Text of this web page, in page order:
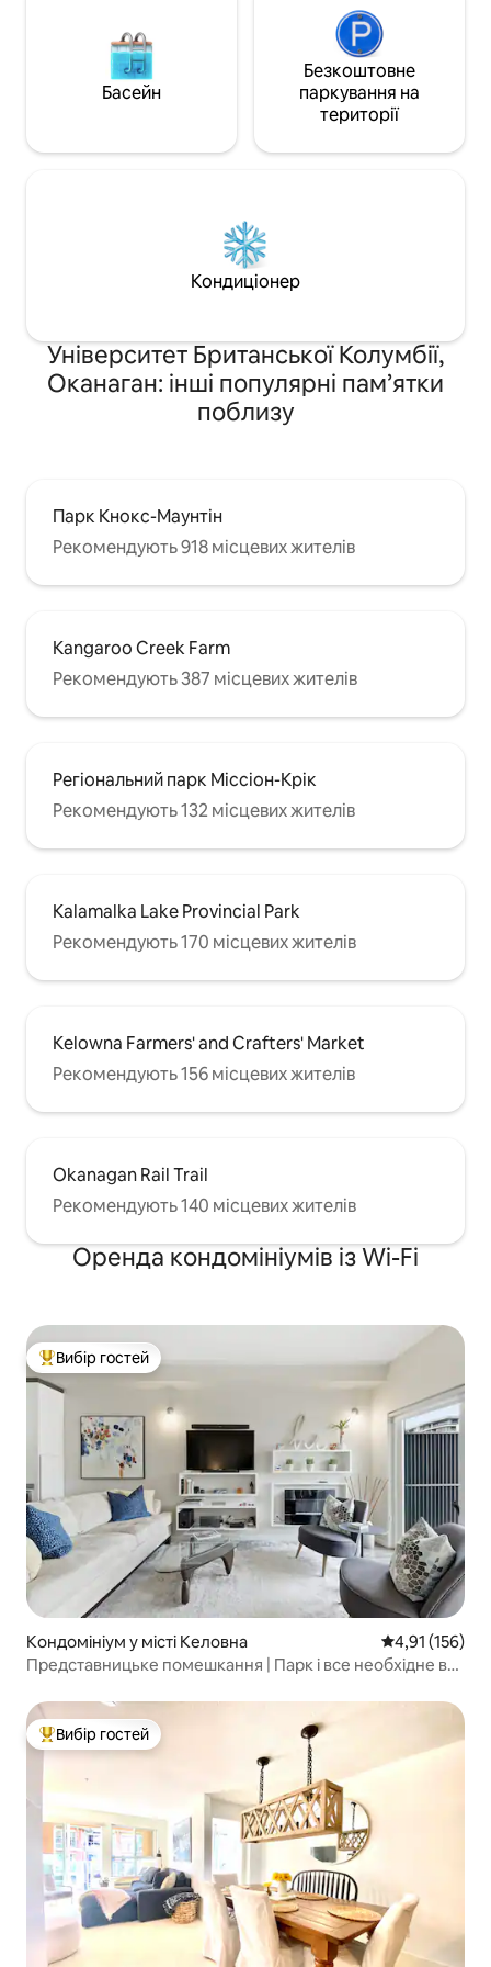
Басейн
Безкоштовне
паркування на
території
Кондиціонер
Університет Британської Колумбії,
Оканаган: інші популярні пам’ятки
поблизу
Парк Кнокс-Маунтін
Рекомендують 918 місцевих жителів
Kangaroo Creek Farm
Рекомендують 387 місцевих жителів
Регіональний парк Міссіон-Крік
Рекомендують 132 місцевих жителів
Kalamalka Lake Provincial Park
Рекомендують 170 місцевих жителів
Kelowna Farmers' and Crafters' Market
Рекомендують 156 місцевих жителів
Okanagan Rail Trail
Рекомендують 140 місцевих жителів
Оренда кондомініумів із Wi-Fi
Топ вибір гостей
Вибір гостей
Кондомініум у місті Келовна Середня
4,91 (156)
Представницьке помешкання | Парк і все необхідне в
Топ вибір гостей
Вибір гостей